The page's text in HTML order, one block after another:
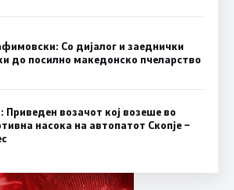
Со дијалог и заеднички
до посилно македонско пчеларство
Приведен возачот кој возеше во
насока на автопатот Скопје –